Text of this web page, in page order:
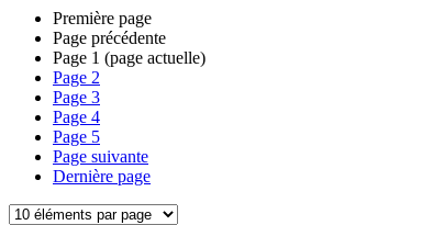
Première page
Page précédente
Page 1 (page actuelle)
Page 2
Page 3
Page 4
Page 5
Page suivante
Dernière page